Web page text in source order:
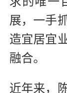
展，一手
造宜居宜
融合。
近年来，